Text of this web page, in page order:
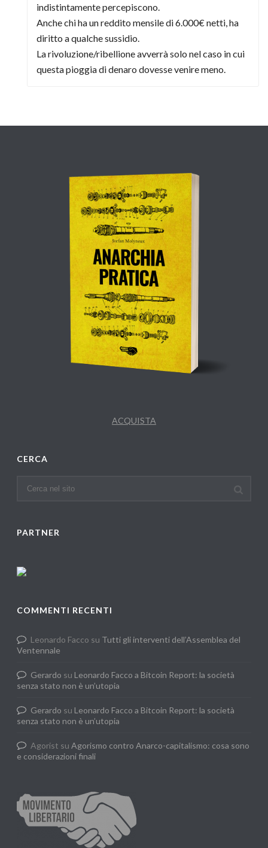
indistintamente percepiscono.
Anche chi ha un reddito mensile di 6.000€ netti, ha
diritto a qualche sussidio.
La rivoluzione/ribellione avverrà solo nel caso in cui
questa pioggia di denaro dovesse venire meno.
ACQUISTA
CERCA
PARTNER
COMMENTI RECENTI
Leonardo Facco su Tutti gli interventi dell’Assemblea del
Ventennale
Gerardo su Leonardo Facco a Bitcoin Report: la società
senza stato non è un’utopia
Gerardo su Leonardo Facco a Bitcoin Report: la società
senza stato non è un’utopia
Agorist suAgorismo contro Anarco-capitalismo: cosa sono
e considerazioni finali